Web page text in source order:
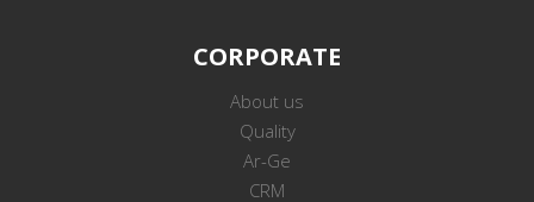
CORPORATE
About us
Quality
Ar-Ge
CRM